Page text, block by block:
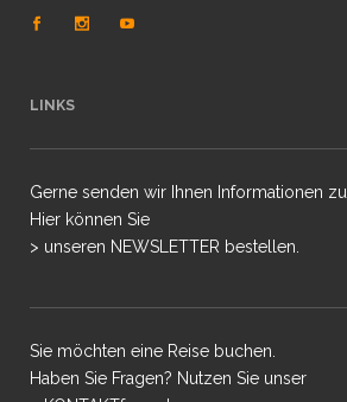
LINKS
Gerne senden wir Ihnen Informationen zu.
Hier können Sie
> unseren NEWSLETTER bestellen.
Sie möchten eine Reise buchen.
Haben Sie Fragen? Nutzen Sie unser